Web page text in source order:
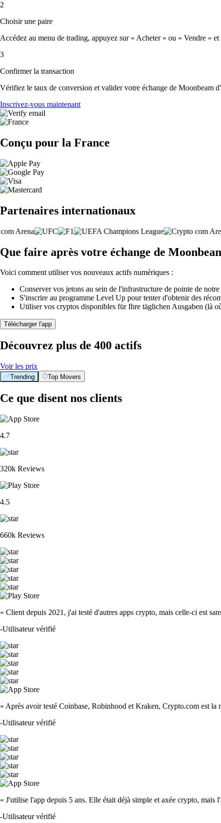
2
Choisir une paire
Accédez au menu de trading, appuyez sur « Acheter » ou « Vendre »
3
Confirmer la transaction
Vérifiez le taux de conversion et valider votre échange de Moonbeam
Inscrivez-vous maintenant
Conçu pour la France
Partenaires internationaux
Que faire après votre échange de
Voici comment utiliser vos nouveaux actifs numériques :
Conserver vos jetons au sein de l'infrastructure de pointe de
S'inscrire au programme Level Up pour tenter d'obtenir des
Utiliser vos cryptos disponibles für Ihre täglichen Ausgaben (là
Télécharger l'app
Découvrez plus de 400 actifs
Voir les prix
Trending Top Movers
Ce que disent nos clients
4.7
320k Reviews
4.5
660k Reviews
« Client depuis 2021, j'ai testé d'autres apps crypto, mais celle-ci est
-Utilisateur vérifié
« Après avoir testé Coinbase, Robinhood et Kraken, Crypto.com est
-Utilisateur vérifié
« J'utilise l'app depuis 5 ans. Elle était déjà simple et axée crypto,
-Utilisateur vérifié